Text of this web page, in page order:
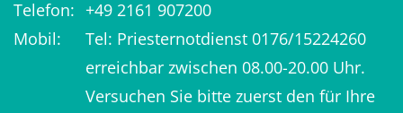
Telefon: +49 2161 907200
Mobil:
Tel: Priesternotdienst 0176/15224260
erreichbar zwischen 08.00-20.00 Uhr.
Versuchen Sie bitte zuerst den für Ihre